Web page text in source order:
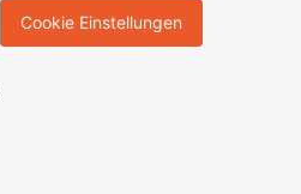
Cookie Einstellungen